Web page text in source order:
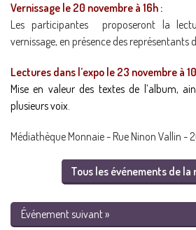
Vernissage le 20 novembre à 16h :
Les participantes proposeront la
vernissage, en présence des représentants
Lectures dans l’expo le 23 novembre à
Mise en valeur des textes de l’album,
plusieurs voix.
Médiathèque Monnaie - Rue Ninon Vallin -
Tous les événements de la
Événement suivant »